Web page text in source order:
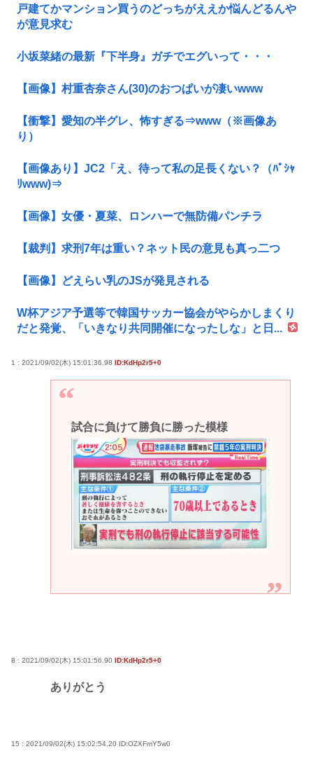
戸建てかマンション買うのどっちがええか悩んどるんや
が意見求む
小坂菜緒の最新『下半身』ガチでエグいって・・・
【画像】村重杏奈さん(30)のおつぱいが凄いwww
【衝撃】愛知の半グレ、怖すぎる⇒www（※画像あ
り）
【画像あり】JC2「え、待って私の足長くない？（ﾊﾟｼｬ
ﾘwww)⇒
【画像】女優・夏菜、ロンハーで無防備パンチラ
【裁判】求刑7年は重い？ネット民の意見も真っ二つ
【画像】どえらい乳のJSが発見される
W杯アジア予選等で韓国サッカー協会がやらかしまくり
だと発覚、「いきなり共同開催になったしな」と日...
1 : 2021/09/02(木) 15:01:36.98 ID:KdHp2r5+0
試合に負けて勝負に勝った模様
8 : 2021/09/02(木) 15:01:56.90 ID:KdHp2r5+0
ありがとう
15 : 2021/09/02(木) 15:02:54.20 ID:OZXFmY5w0